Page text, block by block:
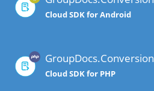
Cloud SDK for Android
GroupDocs.Conversion
Cloud SDK for PHP